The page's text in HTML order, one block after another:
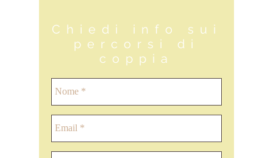
Chiedi info sui
percorsi di
coppia